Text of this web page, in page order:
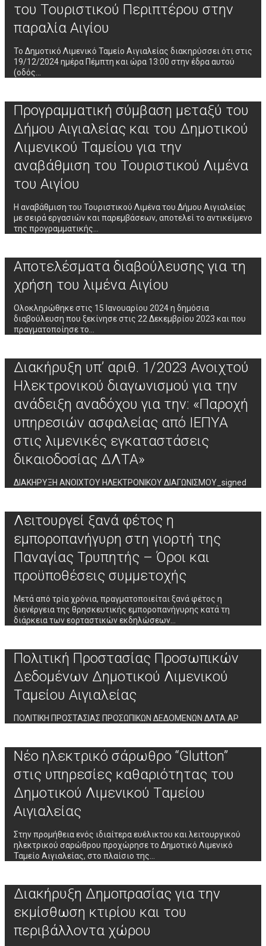
του Τουριστικού Περιπτέρου στην
παραλία Αιγίου
Το Δημοτικό Λιμενικό Ταμείο Αιγιαλείας διακηρύσσει ότι στις
19/12/2024 ημέρα Πέμπτη και ώρα 13:00 στην έδρα αυτού
(οδός…
Προγραμματική σύμβαση μεταξύ του
Δήμου Αιγιαλείας και του Δημοτικού
Λιμενικού Ταμείου για την
αναβάθμιση του Τουριστικού Λιμένα
του Αιγίου
Η αναβάθμιση του Τουριστικού Λιμένα του Δήμου Αιγιαλείας
με σειρά εργασιών και παρεμβάσεων, αποτελεί το αντικείμενο
της προγραμματικής…
Αποτελέσματα διαβούλευσης για τη
χρήση του λιμένα Αιγίου
Ολοκληρώθηκε στις 15 Ιανουαρίου 2024 η δημόσια
διαβούλευση που ξεκίνησε στις 22 Δεκεμβρίου 2023 και που
πραγματοποίησε το…
Διακήρυξη υπ’ αριθ. 1/2023 Ανοιχτού
Ηλεκτρονικού διαγωνισμού για την
ανάδειξη αναδόχου για την: «Παροχή
υπηρεσιών ασφαλείας από ΙΕΠΥΑ
στις λιμενικές εγκαταστάσεις
δικαιοδοσίας ΔΛΤΑ»
ΔΙΑΚΗΡΥΞΗ ΑΝΟΙΧΤΟΥ ΗΛΕΚΤΡΟΝΙΚΟΥ ΔΙΑΓΩΝΙΣΜΟΥ_signed
Λειτουργεί ξανά φέτος η
εμποροπανήγυρη στη γιορτή της
Παναγίας Τρυπητής – Όροι και
προϋποθέσεις συμμετοχής
Μετά από τρία χρόνια, πραγματοποιείται ξανά φέτος η
διενέργεια της θρησκευτικής εμποροπανήγυρης κατά τη
διάρκεια των εορταστικών εκδηλώσεων…
Πολιτική Προστασίας Προσωπικών
Δεδομένων Δημοτικού Λιμενικού
Ταμείου Αιγιαλείας
ΠΟΛΙΤΙΚΗ ΠΡΟΣΤΑΣΙΑΣ ΠΡΟΣΩΠΙΚΩΝ ΔΕΔΟΜΕΝΩΝ ΔΛΤΑ ΑΡ
Νέο ηλεκτρικό σάρωθρο “Glutton”
στις υπηρεσίες καθαριότητας του
Δημοτικού Λιμενικού Ταμείου
Αιγιαλείας
Στην προμήθεια ενός ιδιαίτερα ευέλικτου και λειτουργικού
ηλεκτρικού σαρώθρου προχώρησε το Δημοτικό Λιμενικό
Ταμείο Αιγιαλείας, στο πλαίσιο της…
Διακήρυξη Δημοπρασίας για την
εκμίσθωση κτιρίου και του
περιβάλλοντα χώρου